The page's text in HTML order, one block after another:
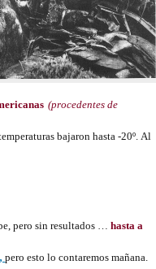
(procedentes de
bajaron hasta -20º. Al
pero sin resultados …hasta a
pero esto lo contaremos mañana.